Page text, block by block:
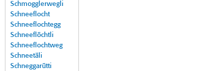
Schmogglerwegli
Schneeflocht
Schneeflochtegg
Schneeflöchtli
Schneeflochtweg
Schneetäli
Schneggarütti